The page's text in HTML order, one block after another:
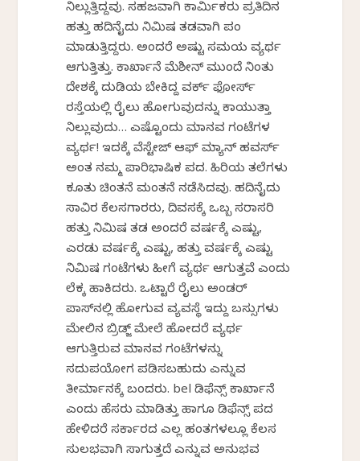
ನಿಲ್ಲುತ್ತಿದ್ದವು. ಸಹಜವಾಗಿ ಕಾರ್ಮಿಕರು ಪ್ರತಿದಿನ
ಹತ್ತು ಹದಿನೈದು ನಿಮಿಷ ತಡವಾಗಿ ಪಂಚ್
ಮಾಡುತ್ತಿದ್ದರು. ಅಂದರೆ ಅಷ್ಟು ಸಮಯ ವ್ಯರ್ಥ
ಆಗುತ್ತಿತ್ತು. ಕಾರ್ಖಾನೆ ಮೆಶೀನ್ ಮುಂದೆ ನಿಂತು
ದೇಶಕ್ಕೆ ದುಡಿಯ ಬೇಕಿದ್ದ ವರ್ಕ್ ಫೋರ್ಸ್
ರಸ್ತೆಯಲ್ಲಿ ರೈಲು ಹೋಗುವುದನ್ನು ಕಾಯುತ್ತಾ
ನಿಲ್ಲುವುದು… ಎಷ್ಟೊಂದು ಮಾನವ ಗಂಟೆಗಳ
ವ್ಯರ್ಥ! ಇದಕ್ಕೆ ವೆಸ್ಟೇಜ್ ಆಫ್ ಮ್ಯಾನ್ ಹವರ್ಸ್
ಅಂತ ನಮ್ಮ ಪಾರಿಭಾಷಿಕ ಪದ. ಹಿರಿಯ ತಲೆಗಳು
ಕೂತು ಚಿಂತನೆ ಮಂತನೆ ನಡೆಸಿದವು. ಹದಿನೈದು
ಸಾವಿರ ಕೆಲಸಗಾರರು, ದಿವಸಕ್ಕೆ ಒಬ್ಬ ಸರಾಸರಿ
ಹತ್ತು ನಿಮಿಷ ತಡ ಅಂದರೆ ವರ್ಷಕ್ಕೆ ಎಷ್ಟು,
ಎರಡು ವರ್ಷಕ್ಕೆ ಎಷ್ಟು, ಹತ್ತು ವರ್ಷಕ್ಕೆ ಎಷ್ಟು
ನಿಮಿಷ ಗಂಟೆಗಳು ಹೀಗೆ ವ್ಯರ್ಥ ಆಗುತ್ತವೆ ಎಂದು
ಲೆಕ್ಕ ಹಾಕಿದರು. ಒಟ್ಟಾರೆ ರೈಲು ಅಂಡರ್
ಪಾಸ್‌ನಲ್ಲಿ ಹೋಗುವ ವ್ಯವಸ್ಥೆ ಇದ್ದು ಬಸ್ಸುಗಳು
ಮೇಲಿನ ಬ್ರಿಡ್ಜ್ ಮೇಲೆ ಹೋದರೆ ವ್ಯರ್ಥ
ಆಗುತ್ತಿರುವ ಮಾನವ ಗಂಟೆಗಳನ್ನು
ಸದುಪಯೋಗ ಪಡಿಸಬಹುದು ಎನ್ನುವ
ತೀರ್ಮಾನಕ್ಕೆ ಬಂದರು. bel ಡಿಫೆನ್ಸ್ ಕಾರ್ಖಾನೆ
ಎಂದು ಹೆಸರು ಮಾಡಿತ್ತು ಹಾಗೂ ಡಿಫೆನ್ಸ್ ಪದ
ಹೇಳಿದರೆ ಸರ್ಕಾರದ ಎಲ್ಲ ಹಂತಗಳಲ್ಲೂ ಕೆಲಸ
ಸುಲಭವಾಗಿ ಸಾಗುತ್ತದೆ ಎನ್ನುವ ಅನುಭವ